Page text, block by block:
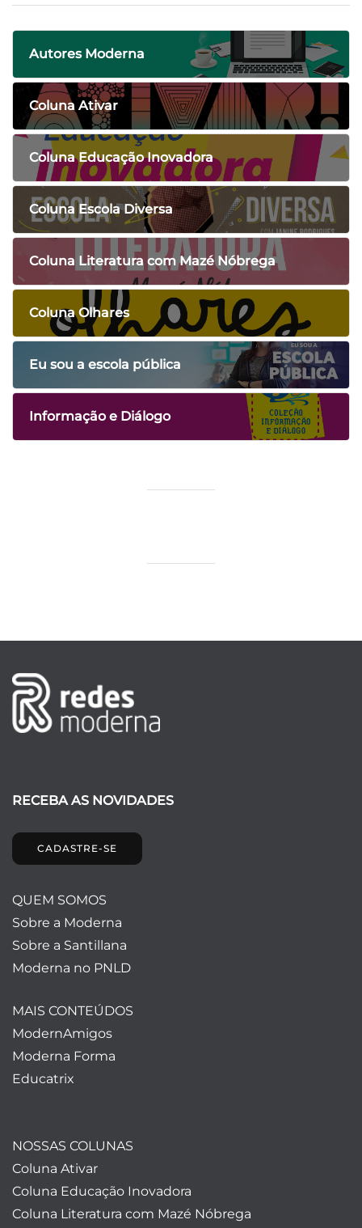
Autores Moderna
Coluna Ativar
Coluna Educação Inovadora
Coluna Escola Diversa
Coluna Literatura com Mazé Nóbrega
Coluna Olhares
Eu sou a escola pública
Informação e Diálogo
RECEBA AS NOVIDADES
CADASTRE-SE
QUEM SOMOS
Sobre a Moderna
Sobre a Santillana
Moderna no PNLD
MAIS CONTEÚDOS
ModernAmigos
Moderna Forma
Educatrix
NOSSAS COLUNAS
Coluna Ativar
Coluna Educação Inovadora
Coluna Literatura com Mazé Nóbrega